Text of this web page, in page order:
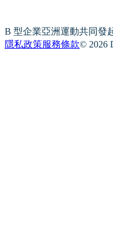
B 型企業亞洲運動共同發
隱私政策服務條款© 2026